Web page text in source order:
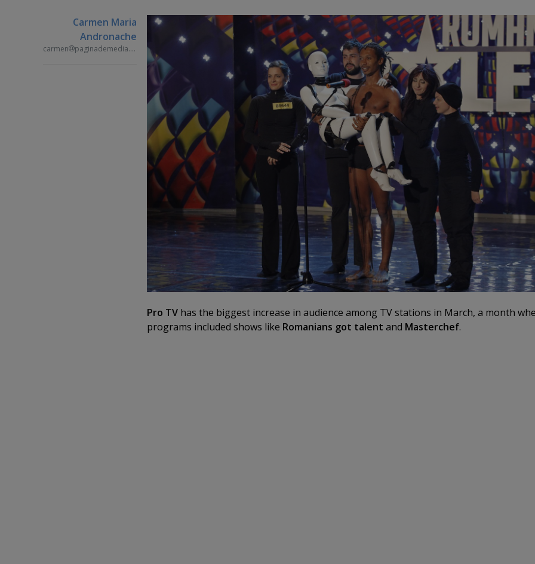
Carmen Maria
Andronache
carmen paginademedia.ro
Pro TV has the biggest increase in audience among TV stations in March, a month
programs included shows like Romanians got talent and Masterchef.